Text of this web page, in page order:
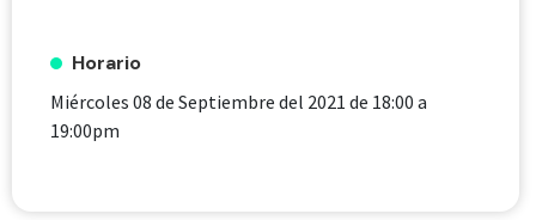
Horario
Miércoles 08 de Septiembre del 2021 de 18:00 a
19:00pm